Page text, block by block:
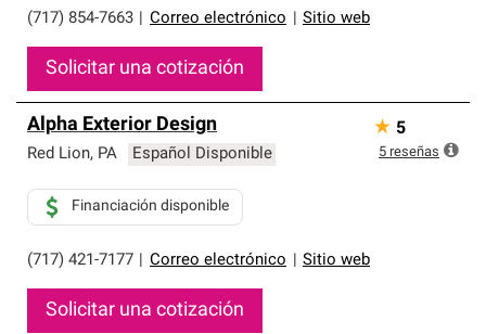
(717) 854-7663
Correo electrónico Sitio web
Solicitar una cotización
Alpha Exterior Design
Red Lion, PA Español Disponible
(717) 421-7177 Correo electrónico Sitio web
Financiación disponible
Solicitar una cotización
★ 5
5 reseñas